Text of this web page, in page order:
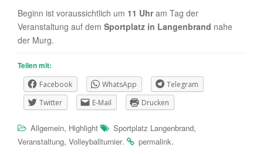
Beginn ist voraussichtlich um 11 Uhram Tag der
Veranstaltung auf dem Sportplatz in Langenbrand nahe
der Murg.
Teilen mit:
Facebook WhatsApp
Telegram
Twitter
E-Mail Drucken
Allgemein, Highlight Sportplatz Langenbrand,
Veranstaltung, Volleyballturnier. permalink.